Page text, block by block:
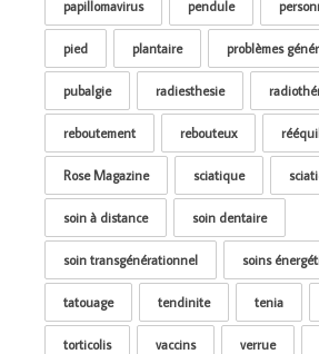
papillomavirus pendule
pied plantaire problèmes
pubalgie radiesthesie
reboutement rebouteux
Rose Magazine sciatique
soin à distance soin dentaire
soin transgénérationnel soins
tatouage tendinite tenia
torticolis vaccins verrue